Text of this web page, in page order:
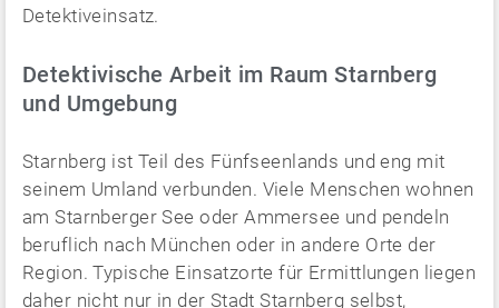
Detektiveinsatz.
Detektivische Arbeit im Raum Starnberg
und Umgebung
Starnberg ist Teil des Fünfseenlands und eng mit
seinem Umland verbunden. Viele Menschen wohnen
am Starnberger See oder Ammersee und pendeln
beruflich nach München oder in andere Orte der
Region. Typische Einsatzorte für Ermittlungen liegen
daher nicht nur in der Stadt Starnberg selbst,